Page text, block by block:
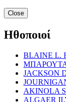
Close
Ηθοποιοί
BLAINE L.
JACKSON
AKINOLA
ALGAER